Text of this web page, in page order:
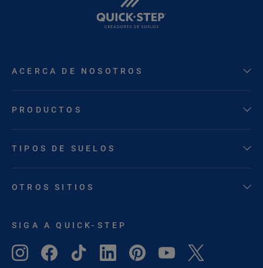
ACERCA DE NOSOTROS
PRODUCTOS
TIPOS DE SUELOS
OTROS SITIOS
SIGA A QUICK-STEP